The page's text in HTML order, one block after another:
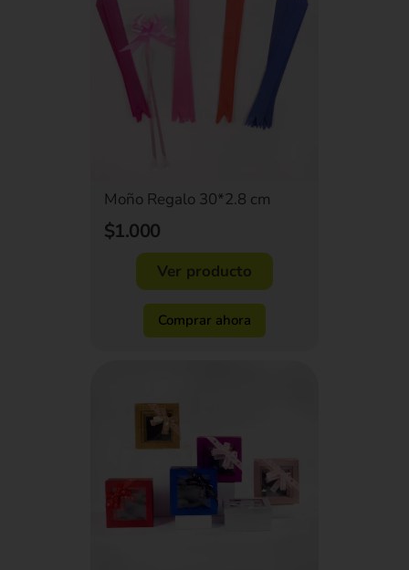
Moño Regalo 30*2.8 cm
$1.000
Ver producto
Comprar ahora